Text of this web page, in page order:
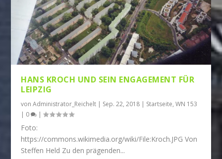
HANS KROCH UND SEIN ENGAGEMENT FÜR
LEIPZIG
vonAdministrator_Reichelt | Sep. 22, 2018 | Startseite,WN 153
| 0 |
Foto:
https://commons.wikimedia.org/wiki/File:Kroch.JPG Von
Steffen Held Zu den prägenden...